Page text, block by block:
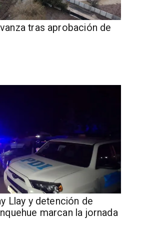
tras aprobación de
Llay y detención de
marcan la jornada